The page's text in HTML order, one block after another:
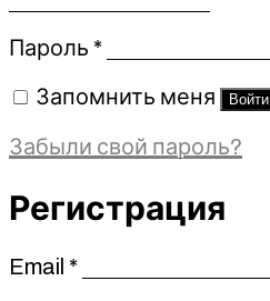
Пароль *Обязательно
Запомнить меня Войти
Забыли свой пароль?
Регистрация
Email *Обязательно